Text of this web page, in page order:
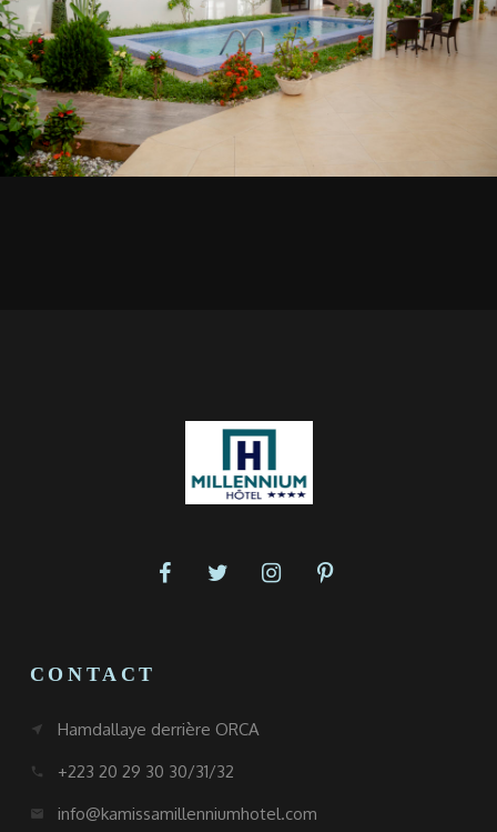
CONTACT
near_me Hamdallaye derrière ORCA
call +223 20 29 30 30/31/32
email info@kamissamillenniumhotel.com